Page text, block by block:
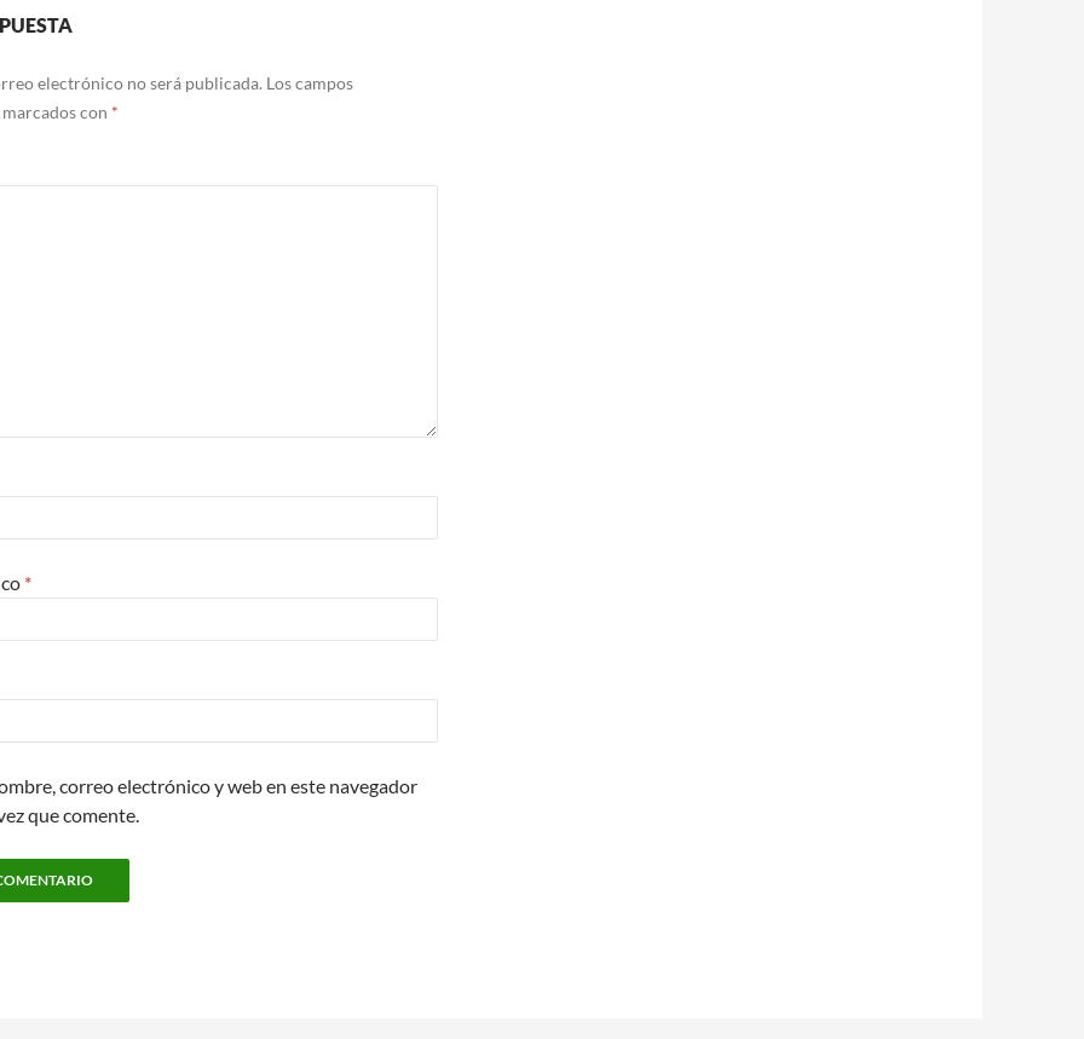
electrónico no será publicada. Los campos
con *
*
correo electrónico y web en este navegador
que comente.